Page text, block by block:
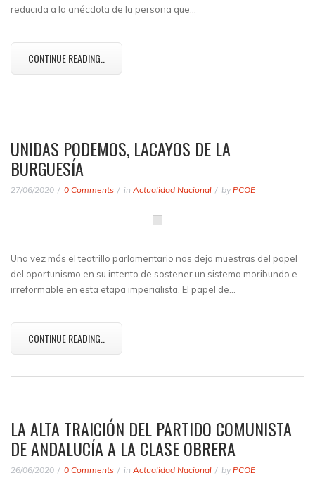
reducida a la anécdota de la persona que…
CONTINUE READING..
UNIDAS PODEMOS, LACAYOS DE LA
BURGUESÍA
27/06/2020 0 Comments in Actualidad Nacional by PCOE
Una vez más el teatrillo parlamentario nos deja muestras del papel
del oportunismo en su intento de sostener un sistema moribundo e
irreformable en esta etapa imperialista. El papel de…
CONTINUE READING..
LA ALTA TRAICIÓN DEL PARTIDO COMUNISTA
DE ANDALUCÍA A LA CLASE OBRERA
26/06/2020 0 Comments in Actualidad Nacional by PCOE